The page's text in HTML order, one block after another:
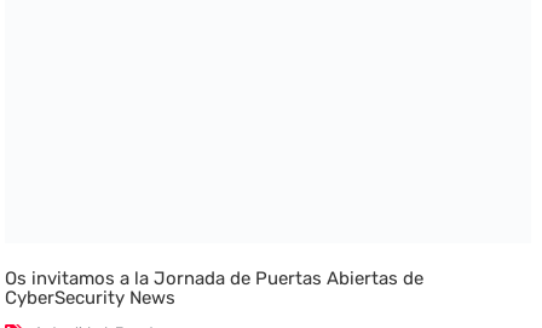
Os invitamos a la Jornada de Puertas Abiertas de
CyberSecurity News